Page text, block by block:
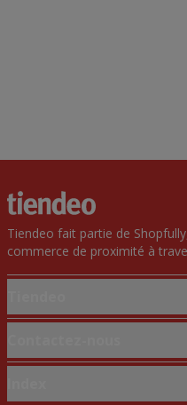
Tiendeo fait partie de
commerce de proximité à
Solutions professionnelles
Magasin mal situé sur la carte